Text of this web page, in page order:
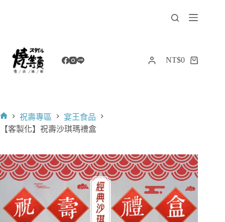
NT$0
首
祝壽專區
宴王食品
【客製化】祝壽沙琪瑪禮盒